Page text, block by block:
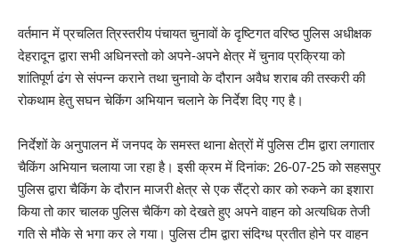
वर्तमान में प्रचलित त्रिस्तरीय पंचायत चुनावों के दृष्टिगत वरिष्ठ पुलिस अधीक्षक
देहरादून द्वारा सभी अधिनस्तो को अपने-अपने क्षेत्र में चुनाव प्रक्रिया को
शांतिपूर्ण ढंग से संपन्न कराने तथा चुनावो के दौरान अवैध शराब की तस्करी की
रोकथाम हेतु सघन चेकिंग अभियान चलाने के निर्देश दिए गए है।
निर्देशों के अनुपालन में जनपद के समस्त थाना क्षेत्रों में पुलिस टीम द्वारा लगातार
चैकिंग अभियान चलाया जा रहा है। इसी क्रम में दिनांक: 26-07-25 को सहसपुर
पुलिस द्वारा चैकिंग के दौरान माजरी क्षेत्र से एक सैंट्रो कार को रुकने का इशारा
किया तो कार चालक पुलिस चैकिंग को देखते हुए अपने वाहन को अत्यधिक तेजी
गति से मौके से भगा कर ले गया। पुलिस टीम द्वारा संदिग्ध प्रतीत होने पर वाहन